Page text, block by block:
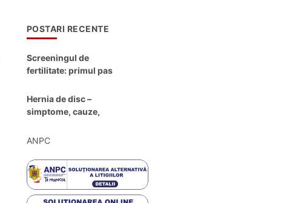
POSTARI RECENTE
Screeningul de
fertilitate: primul pas
Hernia de disc –
simptome, cauze,
moderne de
ANPC